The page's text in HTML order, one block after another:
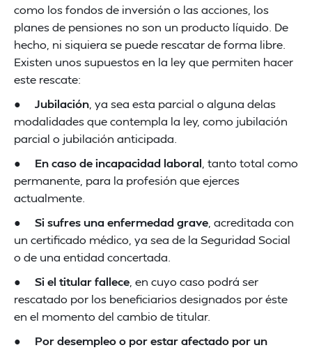
como los fondos de inversión o las acciones, los
planes de pensiones no son un producto líquido. De
hecho, ni siquiera se puede rescatar de forma libre.
Existen unos supuestos en la ley que permiten hacer
este rescate:
● Jubilación , ya sea esta parcial o alguna delas
modalidades que contempla la ley, como jubilación
parcial o jubilación anticipada.
● En caso de incapacidad laboral , tanto total como
permanente, para la profesión que ejerces
actualmente.
● Si sufres una enfermedad grave , acreditada con
un certificado médico, ya sea de la Seguridad Social
o de una entidad concertada.
● Si el titular fallece , en cuyo caso podrá ser
rescatado por los beneficiarios designados por éste
en el momento del cambio de titular.
● Por desempleo o por estar afectado por un